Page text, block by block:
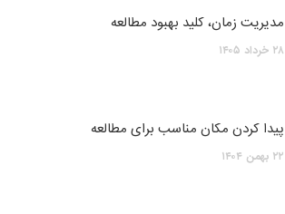
مدیریت زمان، کلید بهبود مطالعه
۲۸ خرداد ۱۴۰۵
پیدا کردن مکان مناسب برای مطالعه
۲۲ بهمن ۱۴۰۴